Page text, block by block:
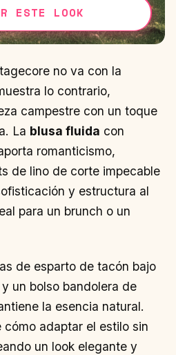
ESTE LOOK
no va con la
lo contrario,
campestre con un toque
La blusa fluida con
romanticismo,
de lino de corte impecable
y estructura al
para un brunch o un
de esparto de tacón bajo
un bolso bandolera de
la esencia natural.
cómo adaptar el estilo sin
un look elegante y